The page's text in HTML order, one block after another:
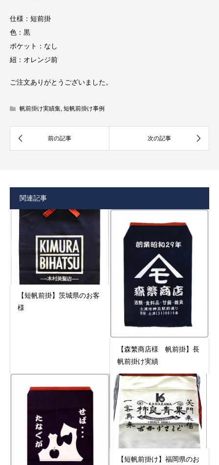
仕様：短前掛
色：黒
ポケット：なし
紐：オレンジ前
ご注文ありがとうございました。
帆前掛け実績集, 短帆前掛け事例
関連記事
【短帆前掛】茨城県のお客
様
【森繁商店様 帆前掛】長
帆前掛け実績
【短帆前掛け】福岡県のお